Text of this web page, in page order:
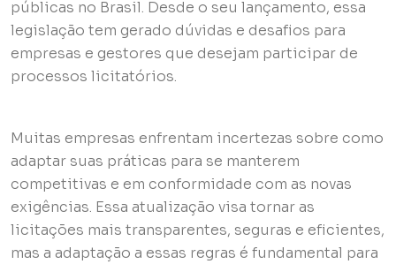
públicas no Brasil. Desde o seu lançamento, essa
legislação tem gerado dúvidas e desafios para
empresas e gestores que desejam participar de
processos licitatórios.
Muitas empresas enfrentam incertezas sobre como
adaptar suas práticas para se manterem
competitivas e em conformidade com as novas
exigências. Essa atualização visa tornar as
licitações mais transparentes, seguras e eficientes,
mas a adaptação a essas regras é fundamental para